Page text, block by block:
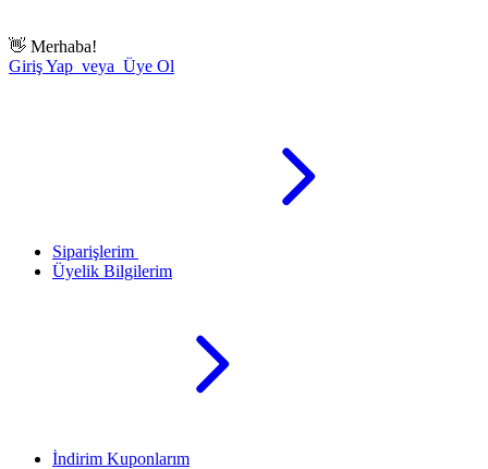
👋 Merhaba!
Giriş Yap veya Üye Ol
Siparişlerim
Üyelik Bilgilerim
İndirim Kuponlarım